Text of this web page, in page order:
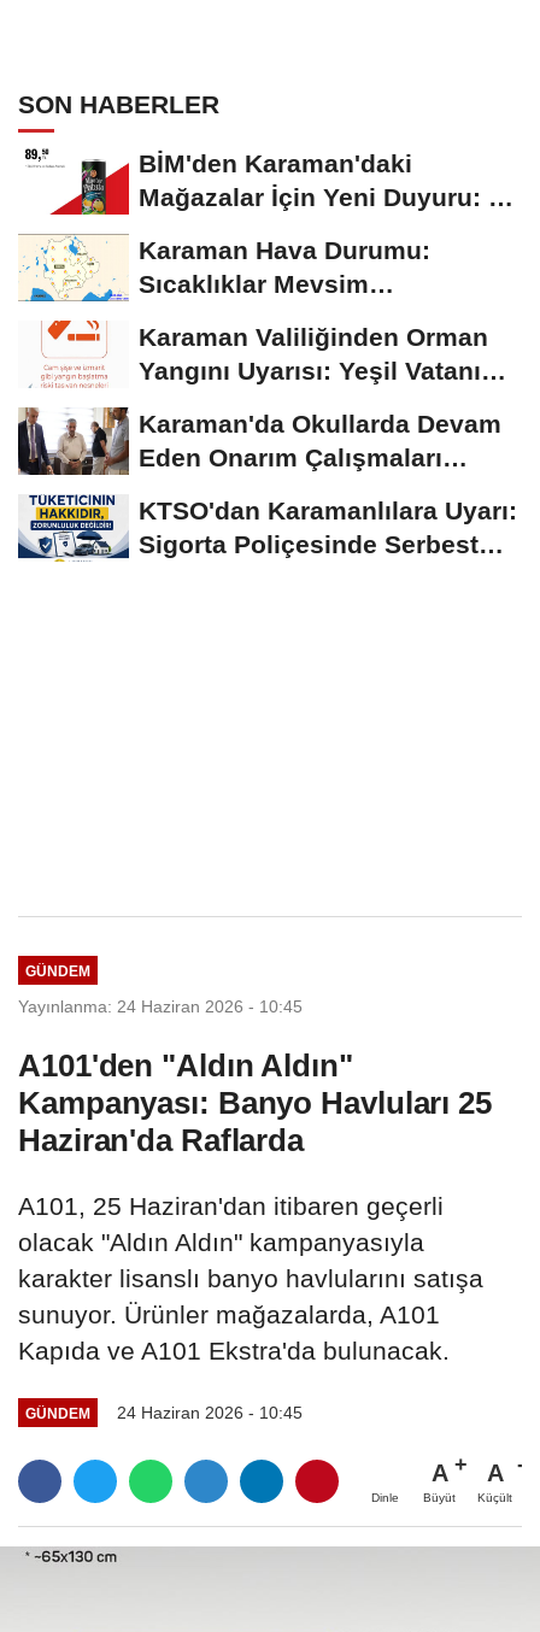
SON HABERLER
BİM'den Karaman'daki
Mağazalar İçin Yeni Duyuru: 11
Karaman Hava Durumu:
Sıcaklıklar Mevsim
Seyrediyor
Karaman Valiliğinden Orman
Yangını Uyarısı: Yeşil Vatanı
Karaman'da Okullarda Devam
Eden Onarım Çalışmaları
KTSO'dan Karamanlılara Uyarı:
Sigorta Poliçesinde Serbest
GÜNDEM
Yayınlanma: 24 Haziran 2026 - 10:45
A101'den "Aldın Aldın"
Kampanyası: Banyo Havluları 25
Haziran'da Raflarda
A101, 25 Haziran'dan itibaren geçerli
olacak "Aldın Aldın" kampanyasıyla
karakter lisanslı banyo havlularını satışa
sunuyor. Ürünler mağazalarda, A101
Kapıda ve A101 Ekstra'da bulunacak.
GÜNDEM 24 Haziran 2026 - 10:45
Dinle
A
Büyüt
A
Küçült